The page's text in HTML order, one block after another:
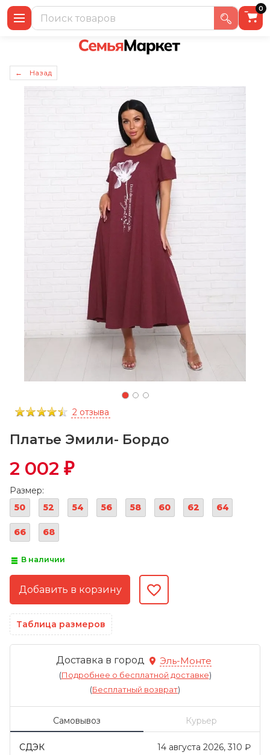
0
← Назад
2 отзыва
Платье Эмили- Бордо
2 002 ₽
Размер:
50
52 54 56 58 60 62 64
66 68
В наличии
Таблица размеров
Доставка в город Эль-Монте
(Подробнее о бесплатной доставке)
(Бесплатный возврат)
Самовывоз Курьер
СДЭК 14 августа 2026 310 ₽